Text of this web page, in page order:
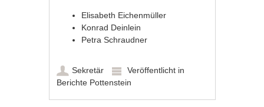
Elisabeth Eichenmüller
Konrad Deinlein
Petra Schraudner
Sekretär
Veröffentlicht in
Berichte Pottenstein